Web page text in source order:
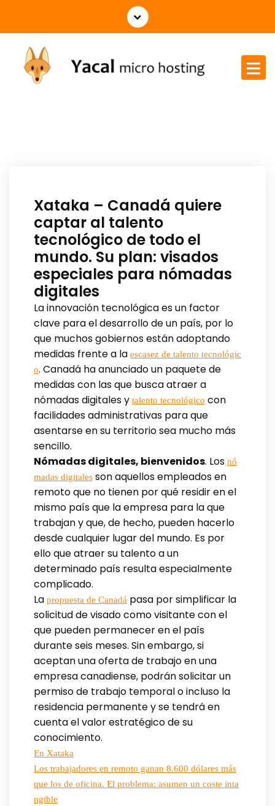
Xataka – Canadá quiere
captar al talento
tecnológico de todo el
mundo. Su plan: visados
especiales para nómadas
digitales
La innovación tecnológica es un factor
clave para el desarrollo de un país, por lo
que muchos gobiernos están adoptando
medidas frente a la escasez de talento tecnológic
o. Canadá ha anunciado un paquete de
medidas con las que busca atraer a
nómadas digitales y talento tecnológico con
facilidades administrativas para que
asentarse en su territorio sea mucho más
sencillo.
Nómadas digitales, bienvenidos. Los nó
madas digitales son aquellos empleados en
remoto que no tienen por qué residir en el
mismo país que la empresa para la que
trabajan y que, de hecho, pueden hacerlo
desde cualquier lugar del mundo. Es por
ello que atraer su talento a un
determinado país resulta especialmente
complicado.
La propuesta de Canadá pasa por simplificar la
solicitud de visado como visitante con el
que pueden permanecer en el país
durante seis meses. Sin embargo, si
aceptan una oferta de trabajo en una
empresa canadiense, podrán solicitar un
permiso de trabajo temporal o incluso la
residencia permanente y se tendrá en
cuenta el valor estratégico de su
conocimiento.
En Xataka
Los trabajadores en remoto ganan 8.600 dólares más
que los de oficina. El problema: asumen un coste inta
ngible